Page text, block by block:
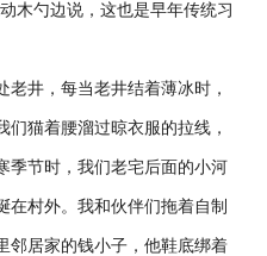
木勺边说，这也是早年传统习
井，每当老井结着薄冰时，
猫着腰溜过晾衣服的拉线，
季节时，我们老宅后面的小河
在村外。我和伙伴们拖着自制
邻居家的钱小子，他鞋底绑着